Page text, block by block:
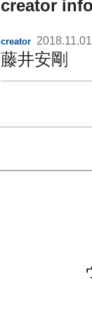
creator
creator
藤井安剛